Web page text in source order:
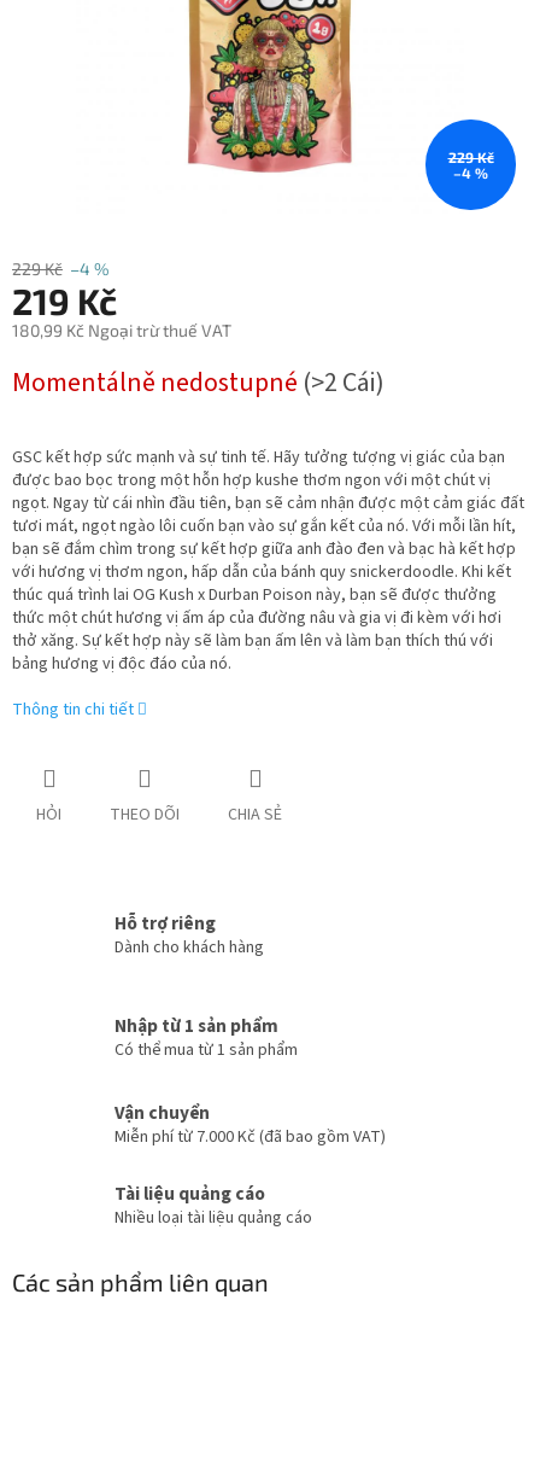
sao.
229 Kč
–4 %
229 Kč –4 %
219 Kč
180,99 Kč Ngoại trừ thuế VAT
đo
Momentálně nedostupné (>2 Cái)
GSC kết hợp sức mạnh và sự tinh tế. Hãy tưởng tượng vị giác của bạn
được bao bọc trong một hỗn hợp kushe thơm ngon với một chút vị
ngọt. Ngay từ cái nhìn đầu tiên, bạn sẽ cảm nhận được một cảm giác đất
tươi mát, ngọt ngào lôi cuốn bạn vào sự gắn kết của nó. Với mỗi lần hít,
bạn sẽ đắm chìm trong sự kết hợp giữa anh đào đen và bạc hà kết hợp
với hương vị thơm ngon, hấp dẫn của bánh quy snickerdoodle. Khi kết
thúc quá trình lai OG Kush x Durban Poison này, bạn sẽ được thưởng
thức một chút hương vị ấm áp của đường nâu và gia vị đi kèm với hơi
thở xăng. Sự kết hợp này sẽ làm bạn ấm lên và làm bạn thích thú với
bảng hương vị độc đáo của nó.
Thông tin chi tiết
HỎI THEO DÕI CHIA SẺ
Hỗ trợ riêng
Dành cho khách hàng
Nhập từ 1 sản phẩm
Có thể mua từ 1 sản phẩm
Vận chuyển
Miễn phí từ 7.000 Kč (đã bao gồm VAT)
Tài liệu quảng cáo
Nhiều loại tài liệu quảng cáo
Các sản phẩm liên quan